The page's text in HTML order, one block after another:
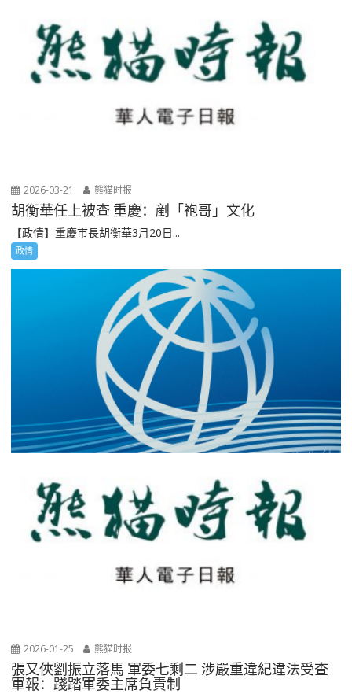
2026-03-21 熊猫时报
胡衡華任上被查 重慶：剷「袍哥」文化
【政情】重慶市長胡衡華3月20日...
政情
2026-01-25 熊猫时报
張又俠劉振立落馬 軍委七剩二 涉嚴重違紀違法受查
軍報：踐踏軍委主席負責制